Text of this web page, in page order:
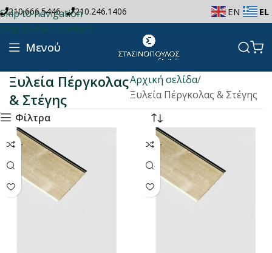
Skip to navigation
Skip to main content
210.666.5446| 210.246.1406 EN EL
Μενού
Ξυλεία Πέργκολας
& Στέγης
Αρχική σελίδα
Ξυλεία Πέργκολας & Στέγης
Φίλτρα